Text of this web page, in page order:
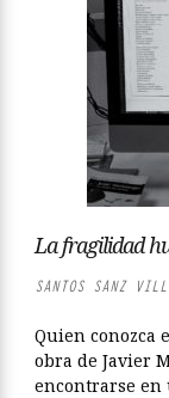
La fragilidad
SANTOS SANZ
Quien conozca
obra de Javier
encontrarse en